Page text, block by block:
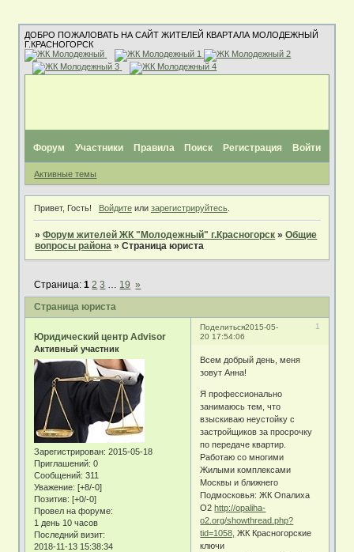
ДОБРО ПОЖАЛОВАТЬ НА САЙТ ЖИТЕЛЕЙ КВАРТАЛА МОЛОДЕЖНЫЙ
Г.КРАСНОГОРСК
Форум Участники Правила Поиск Регистрация Войти
Активные темы
Привет, Гость! Войдитеили зарегистрируйтесь.
»Форум жителей ЖК "Молодежный" г.Красногорск »Общие
вопросы района »Страница юриста
Страница юриста
Страница:1 2 3 19 »
Поделиться 1
2015-05-
20 17:54:06
Юридический центр Advisor
Активный участник
Зарегистрирован: 2015-05-18
Приглашений: 0
Сообщений: 311
Уважение: [+8/-0]
Позитив: [+0/-0]
Провел на форуме:
1 день 10 часов
Последний визит:
2018-11-13 15:38:34
Всем добрый день, меня
зовут Анна!
Я профессионально
занимаюсь тем, что
взыскиваю неустойку с
застройщиков за просрочку
по передаче квартир.
Работаю со многими
Жилыми комплексами
Москвы и ближнего
Подмосковья: ЖК Опалиха
О2http://opaliha-
o2.org/showthread.php?
tid=1058, ЖК Красногорские
ключи